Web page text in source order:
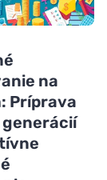
na
Príprava